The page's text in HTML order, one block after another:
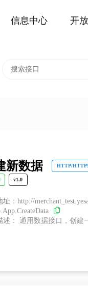
信息中心 开
新数据 HTTP/
v1.0
：http://
述： 通用数据接口，创建